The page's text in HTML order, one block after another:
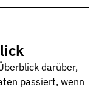
für effiziente
, Förder- und
darüber,
passiert, wenn